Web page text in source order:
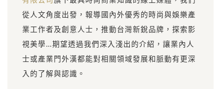
從人文角度出發，報導國內外優秀的時尚與娛樂產
業工作者及創意人士，推動台灣新銳品牌，探索影
視美學…期望透過我們深入淺出的介紹，讓業內人
士或產業門外漢都能對相關領域發展和脈動有更深
入的了解與認識。